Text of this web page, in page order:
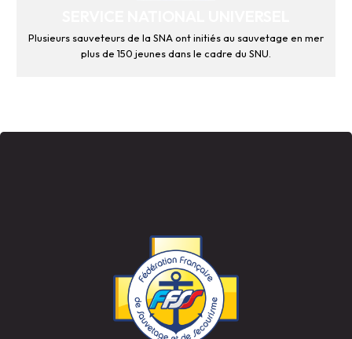
Plusieurs sauveteurs de la SNA ont initiés au sauvetage en mer
plus de 150 jeunes dans le cadre du SNU.